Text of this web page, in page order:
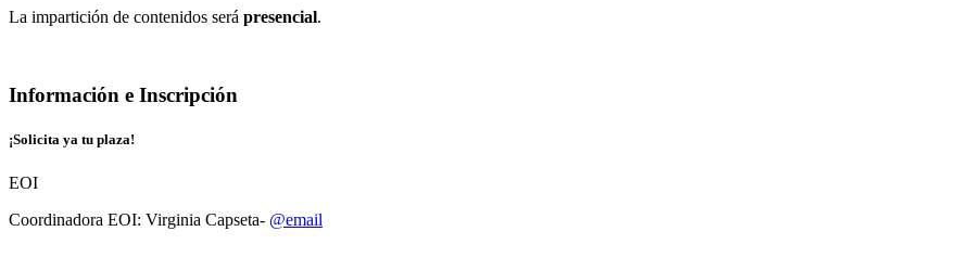
La impartición de contenidos será presencial.
Información e Inscripción
¡Solicita ya tu plaza!
EOI
Coordinadora EOI: Virginia Capseta- @email